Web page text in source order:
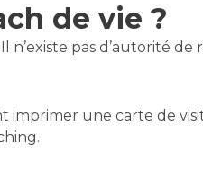
de vie ?
n’existe pas d’autorité
imprimer une carte de